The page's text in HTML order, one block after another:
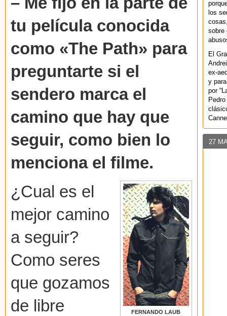
tu película conocida
como «The Path» para
preguntarte si el
sendero marca el
camino que hay que
seguir, como bien lo
menciona el filme.
FERNANDO LAUB
¿Cual es el
mejor camino
a seguir?
Como seres
que gozamos
de libre
los
sobre
El
ex-
y
por
27